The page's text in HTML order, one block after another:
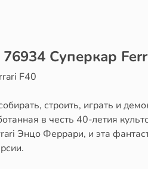
Суперкар
F40
строить, играть и
в честь 40-летия
Энцо Феррари, и эта